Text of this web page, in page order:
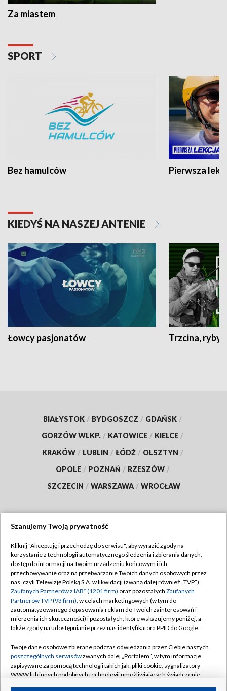
Za miastem
SPORT
Bez hamulców Pierwsza
KIEDYŚ NA NASZEJ ANTENIE
Łowcy pasjonatów Trzcina, ryby
BIAŁYSTOK / BYDGOSZCZ / GDAŃSK /
GORZÓW WLKP. / KATOWICE / KIELCE /
KRAKÓW / LUBLIN / ŁÓDŹ / OLSZTYN /
OPOLE / POZNAŃ / RZESZÓW /
SZCZECIN / WARSZAWA / WROCŁAW
TVP
Abonament TVP
Emisja w TVP
Centrum informacji TVP
Naziemna Telewizja Cyfrowa
Rada Programowa
System NOS
Informacje o nadawcy
Regulamin TVP
Polityka prywatności
Moje zgody
Pomoc
Kontakt
Szanujemy Twoją prywatność
Kliknij "Akceptuję i przechodzę do serwisu", aby wyrazić zgody na
korzystanie z technologii automatycznego śledzenia i zbierania danych,
dostęp do informacji na Twoim urządzeniu końcowym i ich
przechowywanie oraz na przetwarzanie Twoich danych osobowych przez
nas, czyli Telewizję Polską S.A. w likwidacji (zwaną dalej również „TVP”),
Zaufanych Partnerów z IAB* (1201 firm) oraz pozostałych Zaufanych
Partnerów TVP (93 firm), w celach marketingowych (w tym do
zautomatyzowanego dopasowania reklam do Twoich zainteresowań i
mierzenia ich skuteczności) i pozostałych, które wskazujemy poniżej, a
także zgody na udostępnianie przez nas identyfikatora PPID do Google.
Twoje dane osobowe zbierane podczas odwiedzania przez Ciebie naszych
poszczególnych serwisówzwanych dalej „Portalem”, w tym informacje
zapisywane za pomocą technologii takich jak: pliki cookie, sygnalizatory
WWW lub innych podobnych technologii umożliwiających świadczenie